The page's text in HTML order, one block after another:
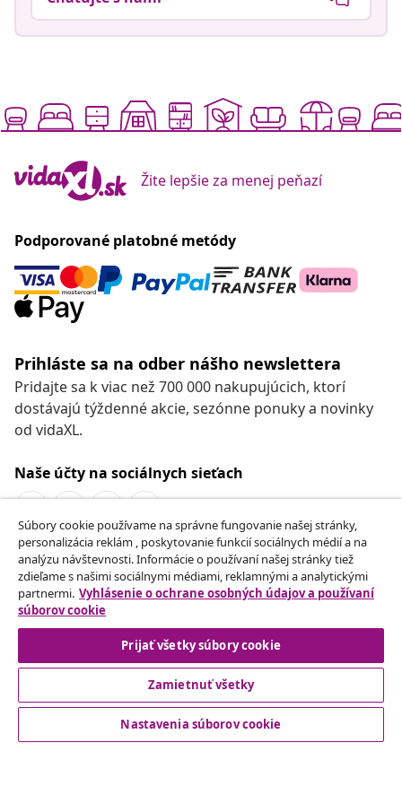
Žite lepšie za menej peňazí
Podporované platobné metódy
Prihláste sa na odber nášho newslettera
Pridajte sa k viac než 700 000 nakupujúcich, ktorí
dostávajú týždenné akcie, sezónne ponuky a novinky
od vidaXL.
Naše účty na sociálnych sieťach
Odstúpenie od zmluvy
Odošlite žiadosť o odstúpenie od vašej objednávky.
Odstúpenie od zmluvy
Zákaznícky Servis
Súbory cookie používame na správne fungovanie našej stránky,
personalizácia reklám , poskytovanie funkcií sociálnych médií a na
analýzu návštevnosti. Informácie o používaní našej stránky tiež
zdieľame s našimi sociálnymi médiami, reklamnými a analytickými
partnermi. Vyhlásenie o ochrane osobných údajov a používaní
súborov cookie
Prijať všetky súbory cookie
Zamietnuť všetky
Nastavenia súborov cookie